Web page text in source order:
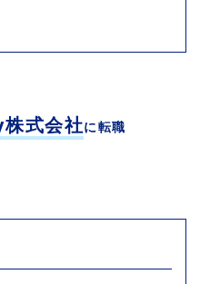
式会社に転職